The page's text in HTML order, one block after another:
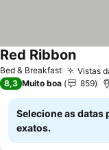
Bed & Breakfast Vistas
Red RibbonVer
8,3 Muito boa 859
Selecione as datas
exatos.